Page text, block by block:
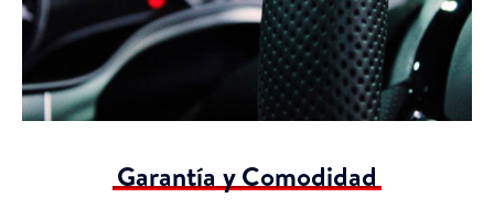
Garantía y Comodidad